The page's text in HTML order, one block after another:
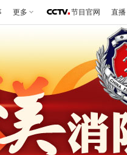
更多 节目官网 直播